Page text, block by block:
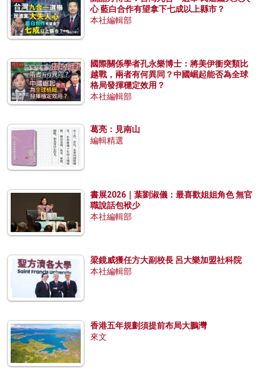
心 藍白合作有望拿下七成以上縣市？
本社編輯部
國際關係學者孔永樂博士：將美伊衝突類比
越戰，兩者有何異同？中國崛起能否為全球
格局發揮穩定效用？
本社編輯部
葛亮：見南山
編輯精選
書展2026｜葉劉淑儀：最喜歡姐姐角色 無官
職說話包袱少
本社編輯部
梁鏡威獲任方大副校長 呂大樂加盟社科院
本社編輯部
香港五年規劃須提前布局大鵬灣
來文